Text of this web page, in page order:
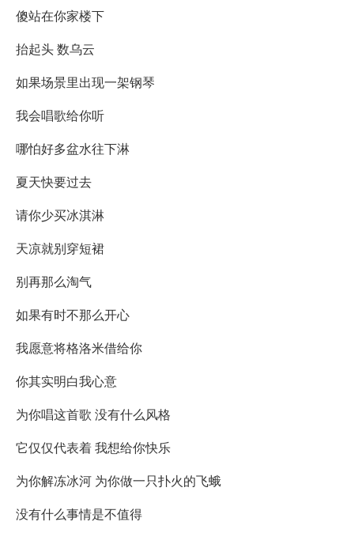
傻站在你家楼下
抬起头 数乌云
如果场景里出现一架钢琴
我会唱歌给你听
哪怕好多盆水往下淋
夏天快要过去
请你少买冰淇淋
天凉就别穿短裙
别再那么淘气
如果有时不那么开心
我愿意将格洛米借给你
你其实明白我心意
为你唱这首歌 没有什么风格
它仅仅代表着 我想给你快乐
为你解冻冰河 为你做一只扑火的飞蛾
没有什么事情是不值得